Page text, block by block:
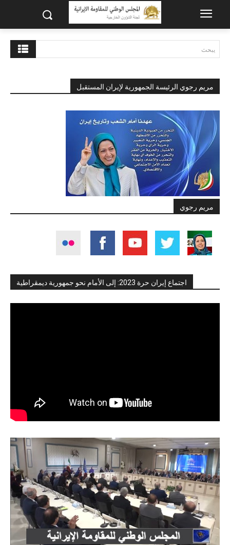
يبحث
مريم رجوي الرئيسة الجمهورية لإيران المستقبل
مريم رجوي
اجتماع إيران حرة 2023: إلى الأمام نحو جمهورية ديمقراطية